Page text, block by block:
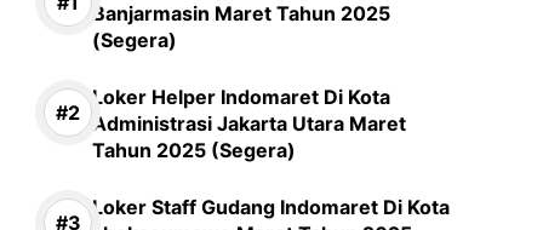
Banjarmasin Maret Tahun 2025
(Segera)
Loker Helper Indomaret Di Kota
Administrasi Jakarta Utara Maret
Tahun 2025 (Segera)
Loker Staff Gudang Indomaret Di Kota